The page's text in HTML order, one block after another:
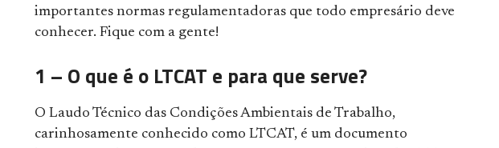
importantes normas regulamentadoras que todo empresário deve
conhecer. Fique com a gente!
1 – O que é o LTCAT e para que serve?
O Laudo Técnico das Condições Ambientais de Trabalho,
carinhosamente conhecido como LTCAT, é um documento